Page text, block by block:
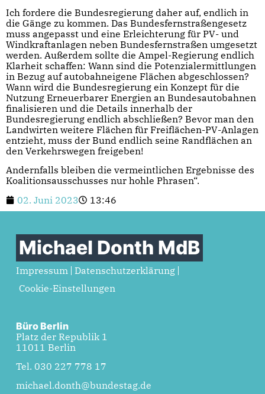
Ich fordere die Bundesregierung daher auf, endlich in
die Gänge zu kommen. Das Bundesfernstraßengesetz
muss angepasst und eine Erleichterung für PV- und
Windkraftanlagen neben Bundesfernstraßen umgesetzt
werden. Außerdem sollte die Ampel-Regierung endlich
Klarheit schaffen: Wann sind die Potenzialermittlungen
in Bezug auf autobahneigene Flächen abgeschlossen?
Wann wird die Bundesregierung ein Konzept für die
Nutzung Erneuerbarer Energien an Bundesautobahnen
finalisieren und die Details innerhalb der
Bundesregierung endlich abschließen? Bevor man den
Landwirten weitere Flächen für Freiflächen-PV-Anlagen
entzieht, muss der Bund endlich seine Randflächen an
den Verkehrswegen freigeben!
Andernfalls bleiben die vermeintlichen Ergebnisse des
Koalitionsausschusses nur hohle Phrasen“.
02. Juni 2023
13:46
Michael Donth MdB
Impressum
Datenschutzerklärung
Cookie-Einstellungen
Büro Berlin
Platz der Republik 1
11011 Berlin
Tel. 030 227 778 17
michael.donth@bundestag.de